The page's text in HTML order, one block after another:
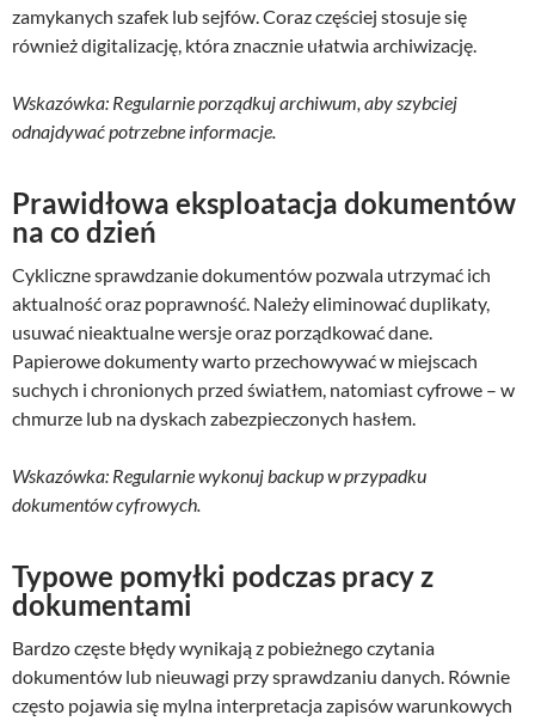
zamykanych szafek lub sejfów. Coraz częściej stosuje się
również digitalizację, która znacznie ułatwia archiwizację.
Wskazówka: Regularnie porządkuj archiwum, aby szybciej
odnajdywać potrzebne informacje.
Prawidłowa eksploatacja dokumentów
na co dzień
Cykliczne sprawdzanie dokumentów pozwala utrzymać ich
aktualność oraz poprawność. Należy eliminować duplikaty,
usuwać nieaktualne wersje oraz porządkować dane.
Papierowe dokumenty warto przechowywać w miejscach
suchych i chronionych przed światłem, natomiast cyfrowe – w
chmurze lub na dyskach zabezpieczonych hasłem.
Wskazówka: Regularnie wykonuj backup w przypadku
dokumentów cyfrowych.
Typowe pomyłki podczas pracy z
dokumentami
Bardzo częste błędy wynikają z pobieżnego czytania
dokumentów lub nieuwagi przy sprawdzaniu danych. Równie
często pojawia się mylna interpretacja zapisów warunkowych